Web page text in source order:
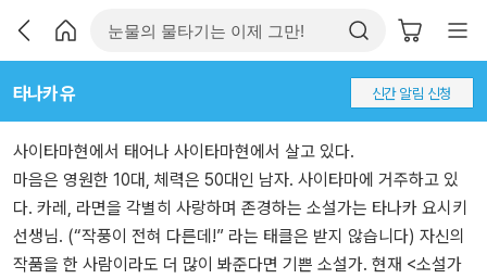
타나카 유 신간 알림 신청
사이타마현에서 태어나 사이타마현에서 살고 있다.
마음은 영원한 10대, 체력은 50대인 남자. 사이타마에 거주하고 있
다. 카레, 라면을 각별히 사랑하며 존경하는 소설가는 타나카 요시키
선생님. (“작풍이 전혀 다른데!” 라는 태클은 받지 않습니다) 자신의
작품을 한 사람이라도 더 많이 봐준다면 기쁜 소설가. 현재 <소설가